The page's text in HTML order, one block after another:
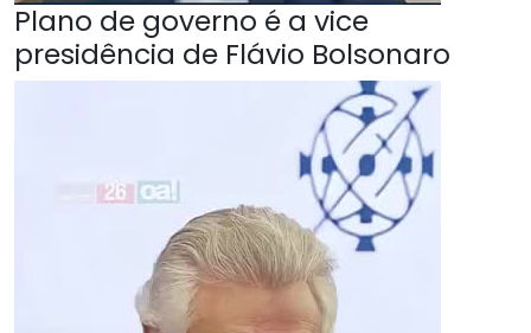
Plano de governo é a vice
presidência de Flávio Bolsonaro